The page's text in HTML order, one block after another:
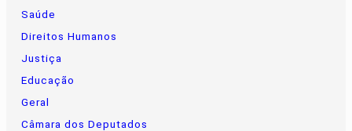
Saúde
Direitos Humanos
Justiça
Educação
Geral
Câmara dos Deputados